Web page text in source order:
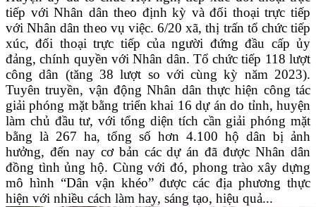
tiếp với Nhân dân theo định kỳ và đối thoại trực tiếp
với Nhân dân theo vụ việc. 6/20 xã, thị trấn tổ chức tiếp
xúc, đối thoại trực tiếp của người đứng đầu cấp ủy
đảng, chính quyền với Nhân dân. Tổ chức tiếp 118 lượt
công dân (tăng 38 lượt so với cùng kỳ năm 2023).
Tuyên truyền, vận động Nhân dân thực hiện công tác
giải phóng mặt bằng triển khai 16 dự án do tỉnh, huyện
làm chủ đầu tư, với tổng diện tích cần giải phóng mặt
bằng là 267 ha, tổng số hơn 4.100 hộ dân bị ảnh
hưởng, đến nay cơ bản các dự án đã được Nhân dân
đồng tình ủng hộ. Cùng với đó, phong trào xây dựng
mô hình “Dân vận khéo” được các địa phương thực
hiện với nhiều cách làm hay, sáng tạo, hiệu quả...